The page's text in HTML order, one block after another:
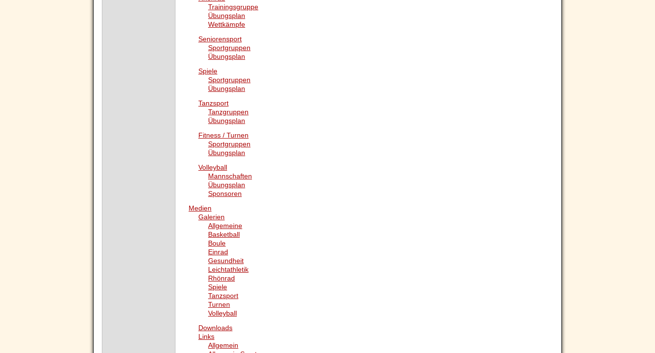
Trainingsgruppe
Übungsplan
Wettkämpfe
Seniorensport
Sportgruppen
Übungsplan
Spiele
Sportgruppen
Übungsplan
Tanzsport
Tanzgruppen
Übungsplan
Fitness / Turnen
Sportgruppen
Übungsplan
Volleyball
Mannschaften
Übungsplan
Sponsoren
Medien
Galerien
Allgemeine
Basketball
Boule
Einrad
Gesundheit
Leichtathletik
Rhönrad
Spiele
Tanzsport
Turnen
Volleyball
Downloads
Links
Allgemein